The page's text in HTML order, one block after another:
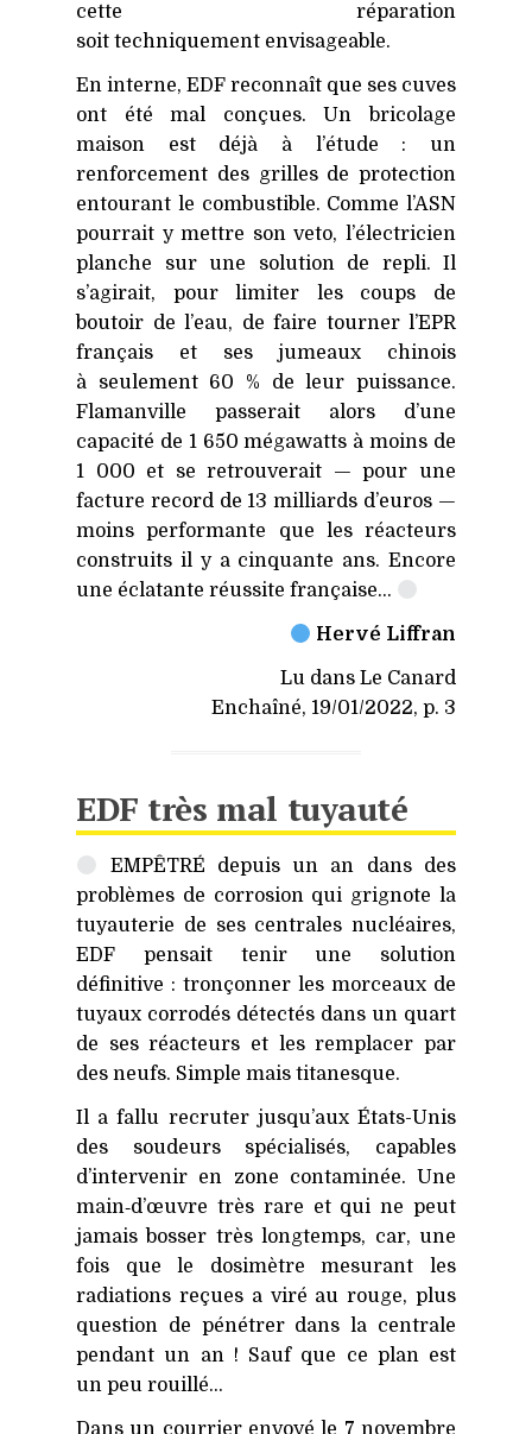
cette réparation
soit techniquement envisageable.
En interne, EDF reconnaît que ses cuves
ont été mal conçues. Un bricolage
maison est déjà à l’étude : un
renforcement des grilles de protection
entourant le combustible. Comme l’ASN
pourrait y mettre son veto, l’électricien
planche sur une solution de repli. Il
s’agirait, pour limiter les coups de
boutoir de l’eau, de faire tourner l’EPR
français et ses jumeaux chinois
à seulement 60 % de leur puissance.
Flamanville passerait alors d’une
capacité de 1 650 mégawatts à moins de
1 000 et se retrouverait — pour une
facture record de 13 milliards d’euros —
moins performante que les réacteurs
construits il y a cinquante ans. Encore
une éclatante réussite française…
Hervé Liffran
Lu dans Le Canard
Enchaîné, 19/01/2022, p. 3
EDF très mal tuyauté
EMPÊTRÉ depuis un an dans des
problèmes de corrosion qui grignote la
tuyauterie de ses centrales nucléaires,
EDF pensait tenir une solution
définitive : tronçonner les morceaux de
tuyaux corrodés détectés dans un quart
de ses réacteurs et les remplacer par
des neufs. Simple mais titanesque.
Il a fallu recruter jusqu’aux États-Unis
des soudeurs spécialisés, capables
d’intervenir en zone contaminée. Une
main‑d’œuvre très rare et qui ne peut
jamais bosser très longtemps, car, une
fois que le dosimètre mesurant les
radiations reçues a viré au rouge, plus
question de pénétrer dans la centrale
pendant un an ! Sauf que ce plan est
un peu rouillé…
Dans un courrier envoyé le 7 novembre